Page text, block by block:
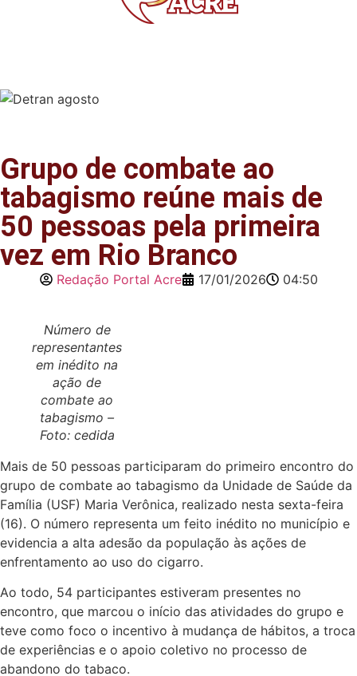
Grupo de combate ao
tabagismo reúne mais de
50 pessoas pela primeira
vez em Rio Branco
Redação Portal Acre 17/01/2026 04:50
Número de
representantes
em inédito na
ação de
combate ao
tabagismo –
Foto: cedida
Mais de 50 pessoas participaram do primeiro encontro do
grupo de combate ao tabagismo da Unidade de Saúde da
Família (USF) Maria Verônica, realizado nesta sexta-feira
(16). O número representa um feito inédito no município e
evidencia a alta adesão da população às ações de
enfrentamento ao uso do cigarro.
Ao todo, 54 participantes estiveram presentes no
encontro, que marcou o início das atividades do grupo e
teve como foco o incentivo à mudança de hábitos, a troca
de experiências e o apoio coletivo no processo de
abandono do tabaco.